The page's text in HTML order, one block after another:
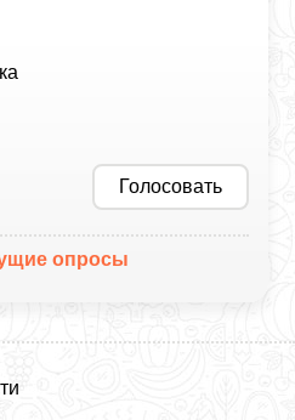
Голосовать
опросы